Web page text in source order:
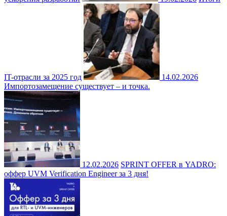
IT-отрасли за 2025 год
14.02.2026
Импортозамещение существует – и точка.
12.02.2026 SPRINT OFFER в YADRO:
оффер UVM Verification Engineer за 3 дня!